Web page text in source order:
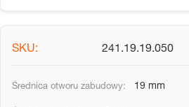
241.19.19.050
19 mm